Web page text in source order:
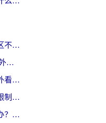
在国外看世界杯直播当前地区不可播放？海外党必看的回国加速全攻略
当CCTV5仅限中国大陆，海外球迷的世界杯狂欢如何继续？
为什么咪咕体育的直播在海外看不了？3步解决海外看世界杯+抖音地区限制难题
海外电脑看世界杯直播地区限制怎么办？你需要一个聪明的加速器
海外看世界杯地区限制怎么办？一篇搞定咪咕视频播放+国内资源无缝访问指南